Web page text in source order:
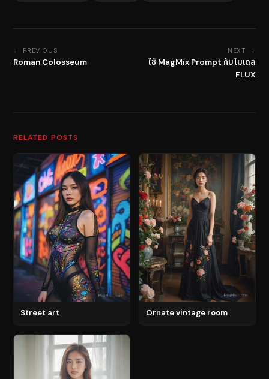
← PREVIOUS
Roman Colosseum
NEXT →
ใช้ MagMix Prompt กับโมเดล
FLUX
RELATED POSTS
Street art Ornate vintage room